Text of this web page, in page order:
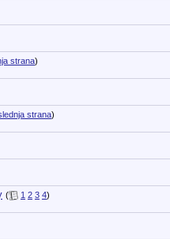
strana)
strana)
( 1 2 3 4)